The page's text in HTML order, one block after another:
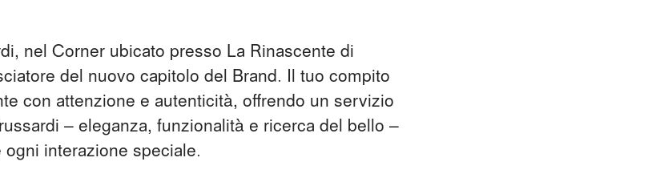
nel Corner ubicato presso La Rinascente di
del nuovo capitolo del Brand. Il tuo compito
con attenzione e autenticità, offrendo un servizio
– eleganza, funzionalità e ricerca del bello –
interazione speciale.